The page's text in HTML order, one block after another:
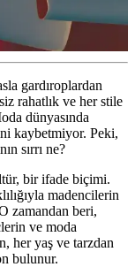
gardıroplardan
rahatlık ve her stile
dünyasında
kaybetmiyor. Peki,
sırrı ne?
bir ifade biçimi.
madencilerin
zamandan beri,
ve moda
her yaş ve tarzdan
bulunur.